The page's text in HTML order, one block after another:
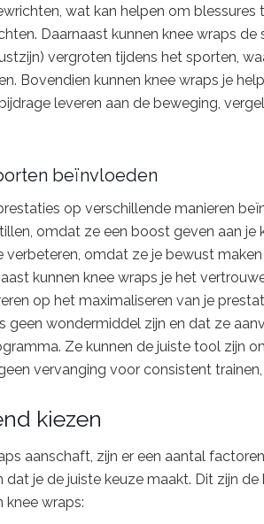
wat kan helpen om blessures
Daarnaast kunnen knee wraps
vergroten tijdens het sporten,
Bovendien kunnen knee wraps je
leveren aan de beweging,
beïnvloeden
op verschillende manieren
omdat ze een boost geven aan je
omdat ze je bewust
kunnen knee wraps je het
op het maximaliseren van je
geen wondermiddel zijn en dat ze
Ze kunnen de juiste tool zijn
vervanging voor consistent
kiezen
aanschaft, zijn er een aantal
je de juiste keuze maakt. Dit zijn
knee wraps: